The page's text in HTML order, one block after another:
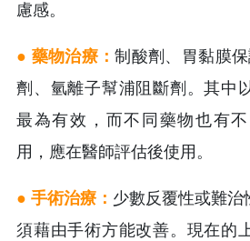
慮感。
● 藥物治療：制酸劑、胃黏膜
劑、氫離子幫浦阻斷劑。其中
最為有效，而不同藥物也有
用，應在醫師評估後使用。
● 手術治療： 少數反覆性或難
須藉由手術方能改善。現在的